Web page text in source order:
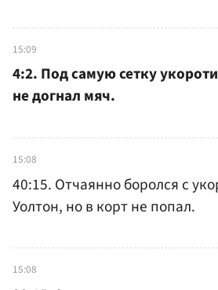
15:09
4:2. Под самую сетку
не догнал мяч.
15:08
40:15. Отчаянно боролся с
Уолтон, но в корт не попал.
15:08